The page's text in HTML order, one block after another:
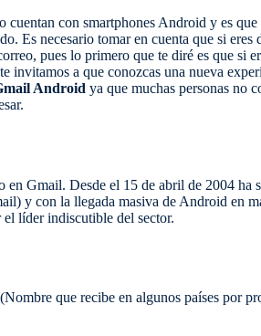
con smartphones Android y es que
Es necesario tomar en cuenta que si eres
pues lo primero que te diré es que si
invitamos a que conozcas una nueva
Android ya que muchas personas no
en Gmail. Desde el 15 de abril de 2004 ha
y con la llegada masiva de Android en
líder indiscutible del sector.
que recibe en algunos países por